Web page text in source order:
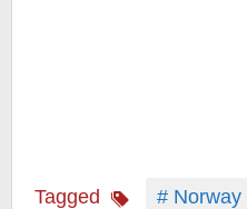
Tagged
# Norway